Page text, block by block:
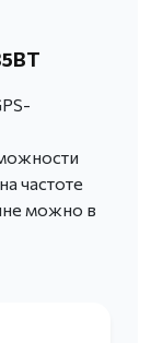
частоте
можно в